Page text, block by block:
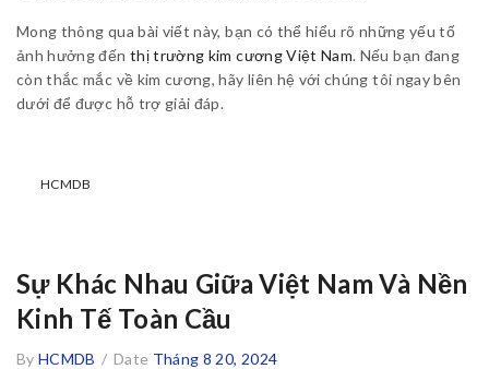
Mong thông qua bài viết này, bạn có thể hiểu rõ những yếu tố
ảnh hưởng đến thị trường kim cương Việt Nam. Nếu bạn đang
còn thắc mắc về kim cương, hãy liên hệ với chúng tôi ngay bên
dưới để được hỗ trợ giải đáp.
HCMDB
Sự Khác Nhau Giữa Việt Nam Và Nền
Kinh Tế Toàn Cầu
ByHCMDB / Date Tháng 8 20, 2024